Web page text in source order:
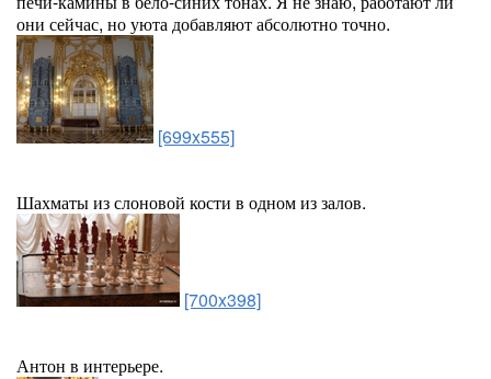
они сейчас, но уюта добавляют абсолютно точно.
[699x555]
Шахматы из слоновой кости в одном из залов.
[700x398]
Антон в интерьере.